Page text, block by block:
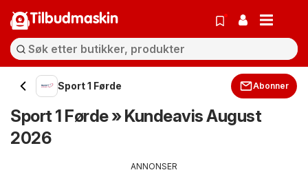
Tilbudmaskin
Sport 1 Førde Abonner
Sport 1 Førde » Kundeavis August
2026
ANNONSER